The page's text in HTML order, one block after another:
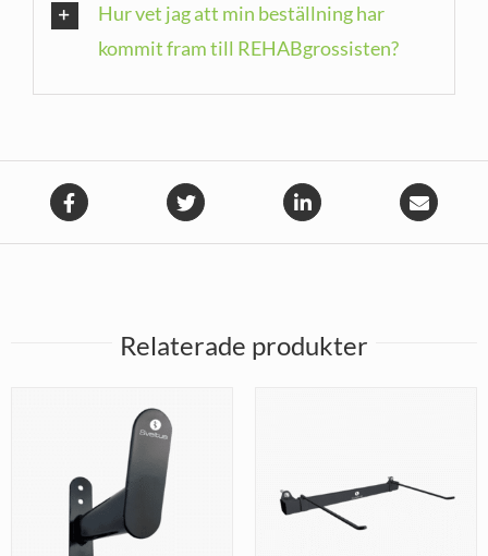
Hur vet jag att min beställning har
kommit fram till REHABgrossisten?
Relaterade produkter